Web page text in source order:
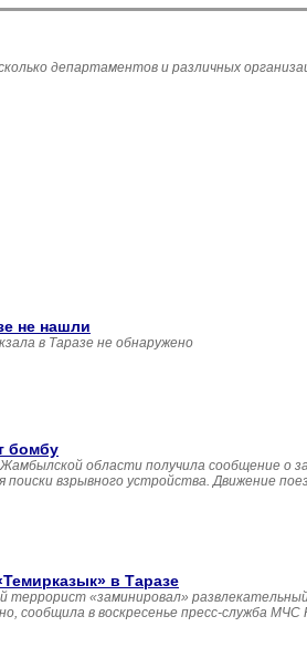
департаментов и различных
не нашли
в Таразе не обнаружено
бомбу
области получила сообщение о
взрывного устройства. Движение
в Таразе
«заминировал» развлекательный
сообщила в воскресенье пресс-служба МЧС